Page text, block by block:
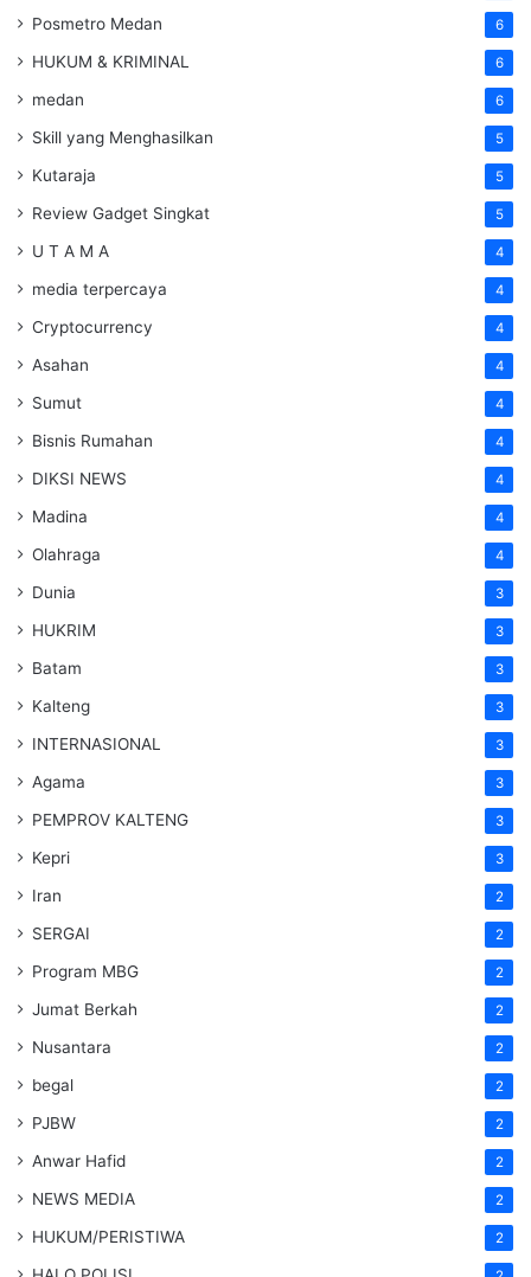
Posmetro Medan 6
HUKUM & KRIMINAL 6
medan 6
Skill yang Menghasilkan 5
Kutaraja 5
Review Gadget Singkat 5
U T A M A 4
media terpercaya 4
Cryptocurrency 4
Asahan 4
Sumut 4
Bisnis Rumahan 4
DIKSI NEWS 4
Madina 4
Olahraga 4
Dunia 3
HUKRIM 3
Batam 3
Kalteng 3
INTERNASIONAL 3
Agama 3
PEMPROV KALTENG 3
Kepri 3
Iran 2
SERGAI 2
Program MBG 2
Jumat Berkah 2
Nusantara 2
begal 2
PJBW 2
Anwar Hafid 2
NEWS MEDIA 2
HUKUM/PERISTIWA 2